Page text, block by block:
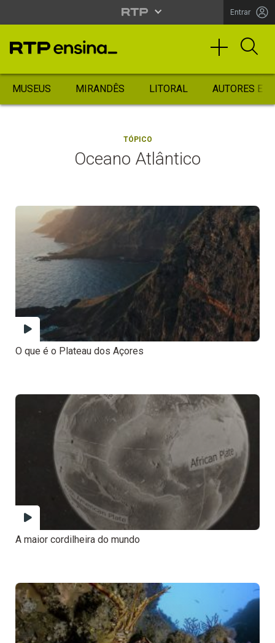
Entrar
MUSEUS MIRANDÊS LITORAL AUTORES
TÓPICO
Oceano Atlântico
O que é o Plateau dos Açores
A maior cordilheira do mundo